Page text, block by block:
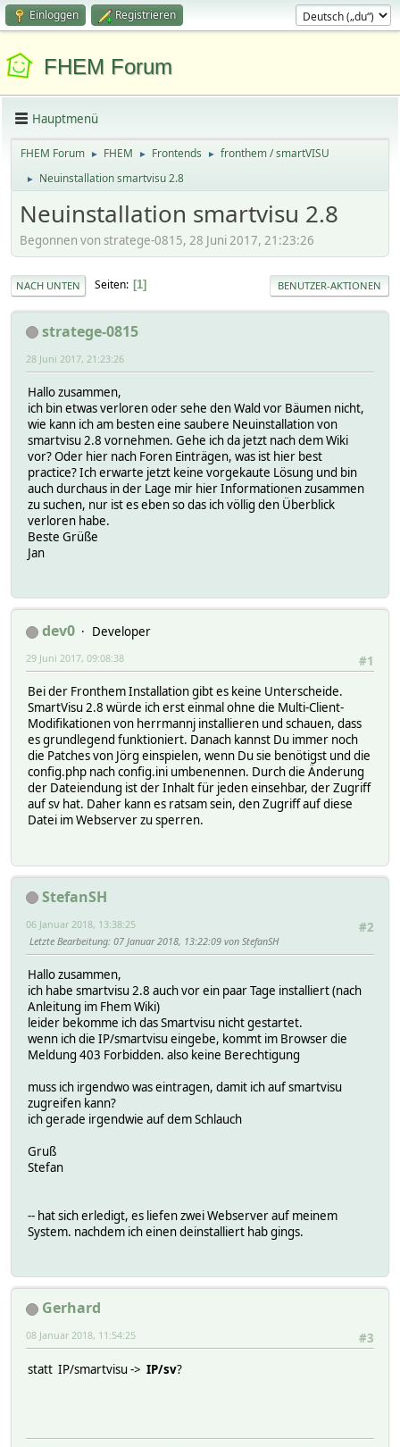
Einloggen Registrieren
FHEM Forum
Hauptmenü
FHEM Forum ► FHEM ► Frontends ► fronthem / smartVISU
► Neuinstallation smartvisu 2.8
Neuinstallation smartvisu 2.8
Begonnen von stratege-0815, 28 Juni 2017, 21:23:26
NACH UNTEN Seiten 1 BENUTZER-AKTIONEN
stratege-0815
28 Juni 2017, 21:23:26
Hallo zusammen,
ich bin etwas verloren oder sehe den Wald vor Bäumen nicht,
wie kann ich am besten eine saubere Neuinstallation von
smartvisu 2.8 vornehmen. Gehe ich da jetzt nach dem Wiki
vor? Oder hier nach Foren Einträgen, was ist hier best
practice? Ich erwarte jetzt keine vorgekaute Lösung und bin
auch durchaus in der Lage mir hier Informationen zusammen
zu suchen, nur ist es eben so das ich völlig den Überblick
verloren habe.
Beste Grüße
Jan
dev0
Developer
#1
29 Juni 2017, 09:08:38
Bei der Fronthem Installation gibt es keine Unterscheide.
SmartVisu 2.8 würde ich erst einmal ohne die Multi-Client-
Modifikationen von herrmannj installieren und schauen, dass
es grundlegend funktioniert. Danach kannst Du immer noch
die Patches von Jörg einspielen, wenn Du sie benötigst und die
config.php nach config.ini umbenennen. Durch die Änderung
der Dateiendung ist der Inhalt für jeden einsehbar, der Zugriff
auf sv hat. Daher kann es ratsam sein, den Zugriff auf diese
Datei im Webserver zu sperren.
StefanSH
#2
06 Januar 2018, 13:38:25
Letzte Bearbeitung: 07 Januar 2018, 13:22:09 von StefanSH
Hallo zusammen,
ich habe smartvisu 2.8 auch vor ein paar Tage installiert (nach
Anleitung im Fhem Wiki)
leider bekomme ich das Smartvisu nicht gestartet.
wenn ich die IP/smartvisu eingebe, kommt im Browser die
Meldung 403 Forbidden. also keine Berechtigung
muss ich irgendwo was eintragen, damit ich auf smartvisu
zugreifen kann?
ich gerade irgendwie auf dem Schlauch
Gruß
Stefan
-- hat sich erledigt, es liefen zwei Webserver auf meinem
System. nachdem ich einen deinstalliert hab gings.
Gerhard
#3
08 Januar 2018, 11:54:25
statt IP/smartvisu -> IP/sv?